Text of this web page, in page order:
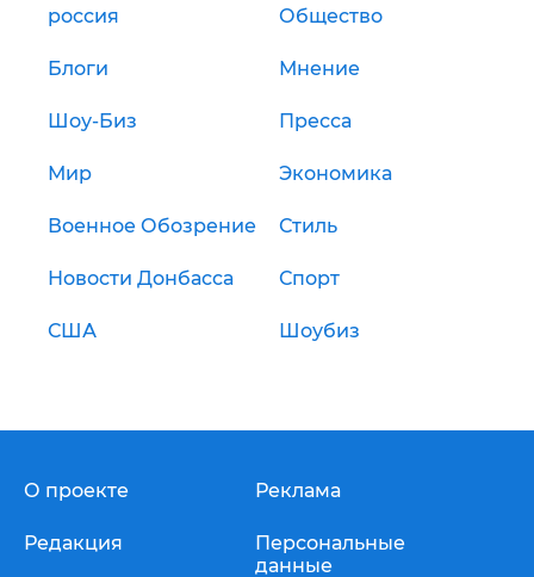
россия Общество
Блоги Мнение
Шоу-Биз Пресса
Мир Экономика
Военное Обозрение Стиль
Новости Донбасса Спорт
США Шоубиз
О проекте
Редакция
Реклама
Персональные
данные